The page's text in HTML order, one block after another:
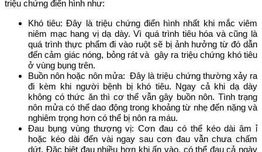
triệu chứng điển hình như:
Khó tiêu: Đây là triệu chứng điển hình nhất khi mắc viêm
niêm mạc hang vị dạ dày. Vì quá trình tiêu hóa và cũng là
quá trình thực phẩm đi vào ruột sẽ bị ảnh hưởng từ đó dẫn
đến cảm giác nóng, bỏng rát và gây ra triệu chứng khó tiêu
ở vùng bụng trên.
Buồn nôn hoặc nôn mửa: Đây là triệu chứng thường xảy ra
đi kèm khi người bệnh bị khó tiêu. Ngay cả khi dạ dày
không có thức ăn thì cơ thể vẫn gây buồn nôn. Tình trạng
nôn mửa có thể dao động trong khoảng từ nhẹ đến nặng và
nghiêm trọng hơn có thể bị nôn ra máu.
Đau bụng vùng thượng vị: Cơn đau có thể kéo dài âm ỉ
hoặc kéo dài đến vài ngay sau cơn đau vẫn chưa chấm
dứt. Đặc biệt đau nhiều hơn khi ấn vào, có thể đau cả ngày